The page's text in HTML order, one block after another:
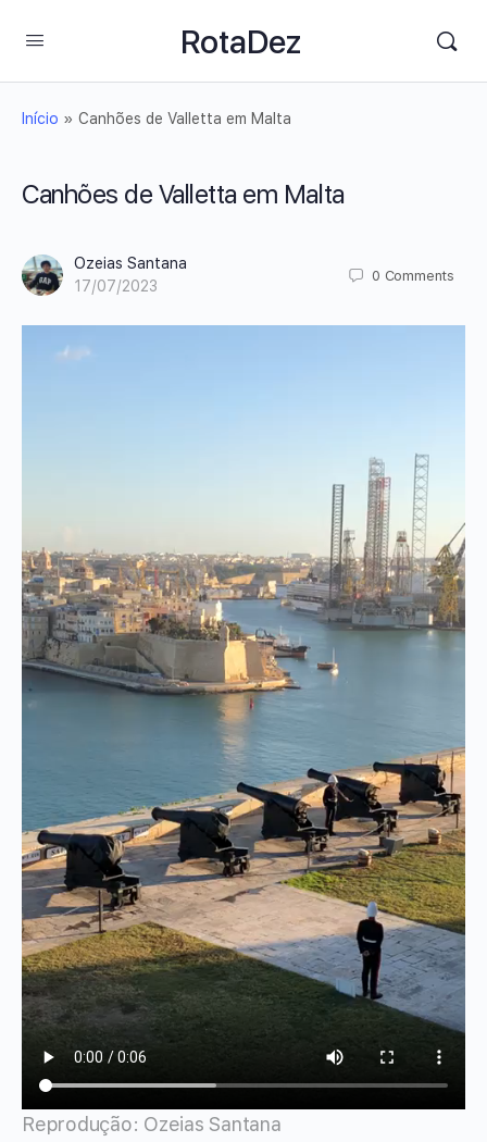
RotaDez
Início » Canhões de Valletta em Malta
Canhões de Valletta em Malta
Ozeias Santana
17/07/2023
0 Comments
Reprodução: Ozeias Santana